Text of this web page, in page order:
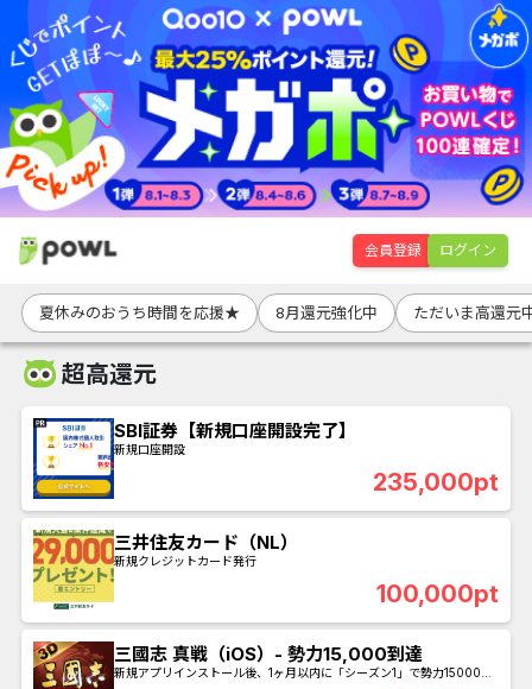
会員登録 ログイン
夏休みのおうち時間を応援★ 8月還元強化中 ただいま高還元
超高還元
SBI証券【新規口座開設完了】
新規口座開設
235,000pt
三井住友カード（NL）
新規クレジットカード発行
100,000pt
三國志 真戦（iOS）- 勢力15,000到達
新規アプリインストール後、1ヶ月以内に「シーズン1」で勢力15000到